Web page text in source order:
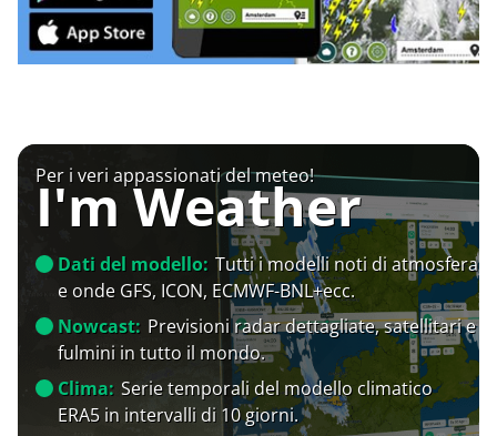
Per i veri appassionati del meteo!
I'm Weather
Dati del modello: Tutti i modelli noti di atmosfera
e onde GFS, ICON, ECMWF-BNL+ecc.
Nowcast: Previsioni radar dettagliate, satellitari e
fulmini in tutto il mondo.
Clima: Serie temporali del modello climatico
ERA5 in intervalli di 10 giorni.